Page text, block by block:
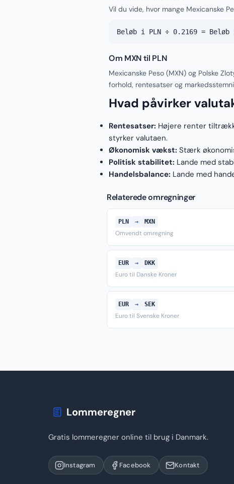
Vil du vide, hvor mange Mexicanske
Beløb i PLN ÷ 0.2169 = Beløb
Om MXN til PLN
Mexicanske Peso (MXN) og Polske
forhold, rentesatser og
Hvad påvirker
Rentesatser: Højere renter
styrker valutaen.
Økonomisk vækst: Stærk
Politisk stabilitet: Lande med
Handelsbalance: Lande med
Relaterede omregninger
PLN → MXN
Omvendt omregning
EUR → DKK
Euro til Danske Kroner
EUR → SEK
Euro til Svenske Kroner
Lommeregner
Gratis lommeregner online til brug i Danmark.
Instagram Facebook Kontakt